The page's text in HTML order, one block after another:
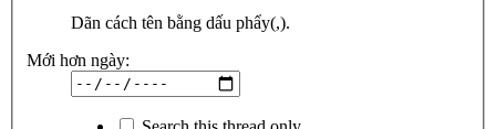
Dãn cách tên bằng dấu phẩy(,).
Mới hơn ngày: